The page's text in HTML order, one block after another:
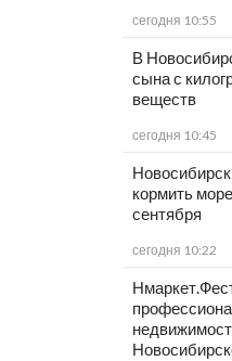
сегодня 10:55
В
сына с
веществ
сегодня 10:45
кормить
сентября
сегодня 10:22